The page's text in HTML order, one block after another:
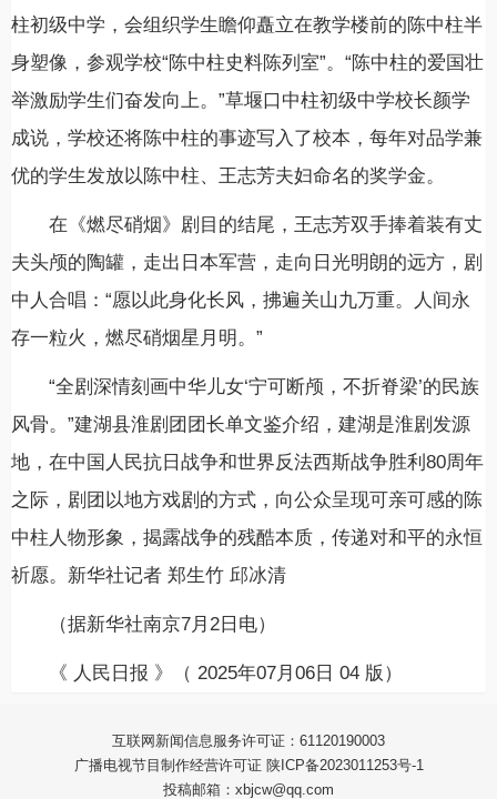
柱初级中学，会组织学生瞻仰矗立在教学楼前的陈中柱半
身塑像，参观学校“陈中柱史料陈列室”。“陈中柱的爱国壮
举激励学生们奋发向上。”草堰口中柱初级中学校长颜学
成说，学校还将陈中柱的事迹写入了校本，每年对品学兼
优的学生发放以陈中柱、王志芳夫妇命名的奖学金。
在《燃尽硝烟》剧目的结尾，王志芳双手捧着装有丈
夫头颅的陶罐，走出日本军营，走向日光明朗的远方，剧
中人合唱：“愿以此身化长风，拂遍关山九万重。人间永
存一粒火，燃尽硝烟星月明。”
“全剧深情刻画中华儿女‘宁可断颅，不折脊梁’的民族
风骨。”建湖县淮剧团团长单文鉴介绍，建湖是淮剧发源
地，在中国人民抗日战争和世界反法西斯战争胜利80周年
之际，剧团以地方戏剧的方式，向公众呈现可亲可感的陈
中柱人物形象，揭露战争的残酷本质，传递对和平的永恒
祈愿。新华社记者 郑生竹 邱冰清
（据新华社南京7月2日电）
《 人民日报 》（ 2025年07月06日 04 版）
互联网新闻信息服务许可证：61120190003
广播电视节目制作经营许可证 陕ICP备2023011253号-1
投稿邮箱：xbjcw@qq.com